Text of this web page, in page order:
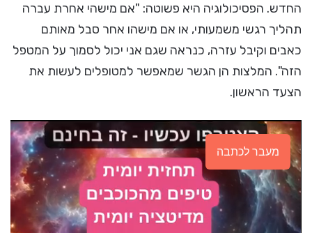
החדש. הפסיכולוגיה היא פשוטה: "אם מישהי אחרת עברה
תהליך רגשי משמעותי, או אם מישהו אחר סבל מאותם
כאבים וקיבל עזרה, כנראה שגם אני יכול לסמוך על המטפל
הזה". המלצות הן הגשר שמאפשר למטופלים לעשות את
הצעד הראשון.
מעבר לכתבה